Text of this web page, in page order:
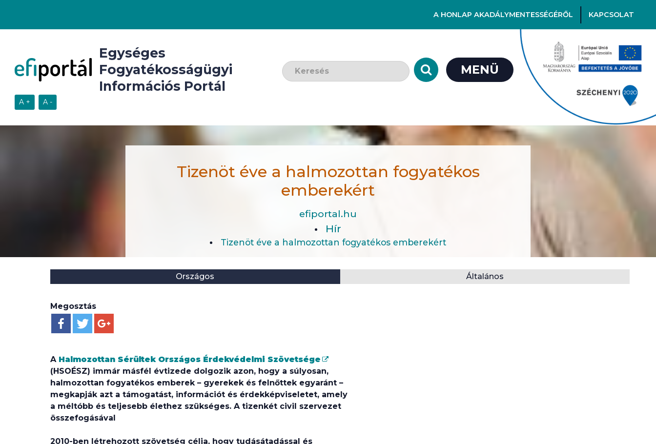
A HONLAP AKADÁLYMENTESSÉGÉRŐL KAPCSOLAT
Egységes
Fogyatékosságügyi
Információs Portál
Keresendő szó: MENÜ
Tizenöt éve a halmozottan fogyatékos
emberekért
efiportal.hu
Hír
Tizenöt éve a halmozottan fogyatékos emberekért
Országos Általános
Megosztás
A Halmozottan Sérültek Országos Érdekvédelmi Szövetsége
(HSOÉSZ) immár másfél évtizede dolgozik azon, hogy a súlyosan,
halmozottan fogyatékos emberek – gyerekek és felnőttek egyaránt –
megkapják azt a támogatást, információt és érdekképviseletet, amely
a méltóbb és teljesebb élethez szükséges. A tizenkét civil szervezet
összefogásával
2010-ben létrehozott szövetség célja, hogy tudásátadással és